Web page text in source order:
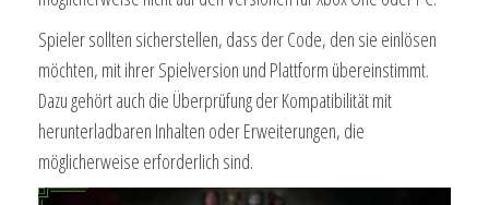
Spieler sollten sicherstellen, dass der Code, den sie einlösen
möchten, mit ihrer Spielversion und Plattform übereinstimmt.
Dazu gehört auch die Überprüfung der Kompatibilität mit
herunterladbaren Inhalten oder Erweiterungen, die
möglicherweise erforderlich sind.